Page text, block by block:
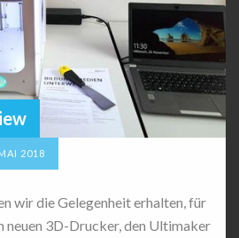
2018
wir die Gelegenheit erhalten, für
neuen 3D-Drucker, den Ultimaker